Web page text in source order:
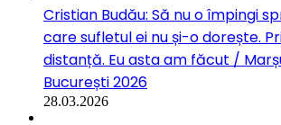
Cristian Budău: Să nu o împingi
care sufletul ei nu și-o dorește.
distanță. Eu asta am făcut /
București 2026
28.03.2026